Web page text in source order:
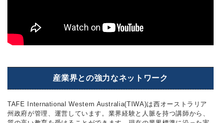
産業界との強力なネットワーク
TAFE International Western Australia(TIWA)は西オーストラリア
州政府が管理、運営しています。業界経験と人脈を持つ講師から、